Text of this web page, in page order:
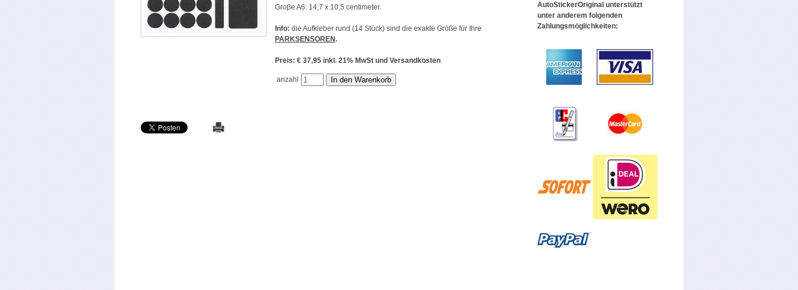
Groβe A6: 14,7 x 10,5 centimeter.
Info: die Aufkleber rund (14 Stück) sind die exakte Größe für Ihre
PARKSENSOREN.
Preis: € 37,95 inkl. 21% MwSt und Versandkosten
anzahl
AutoStickerOriginal unterstützt
unter anderem folgenden
Zahlungsmöglichkeiten: